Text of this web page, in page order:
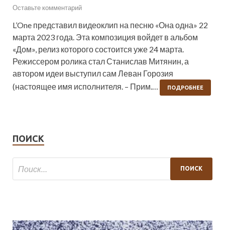
Оставьте комментарий
L’One представил видеоклип на песню «Она одна» 22
марта 2023 года. Эта композиция войдет в альбом
«Дом», релиз которого состоится уже 24 марта.
Режиссером ролика стал Станислав Митянин, а
автором идеи выступил сам Леван Горозия
(настоящее имя исполнителя. – Прим.…
ПОДРОБНЕЕ
ПОИСК